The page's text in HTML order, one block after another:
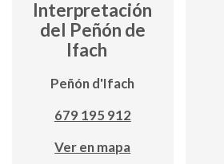
Interpretación
del Peñón de
Ifach
Peñón d'Ifach
679 195 912
Ver en mapa